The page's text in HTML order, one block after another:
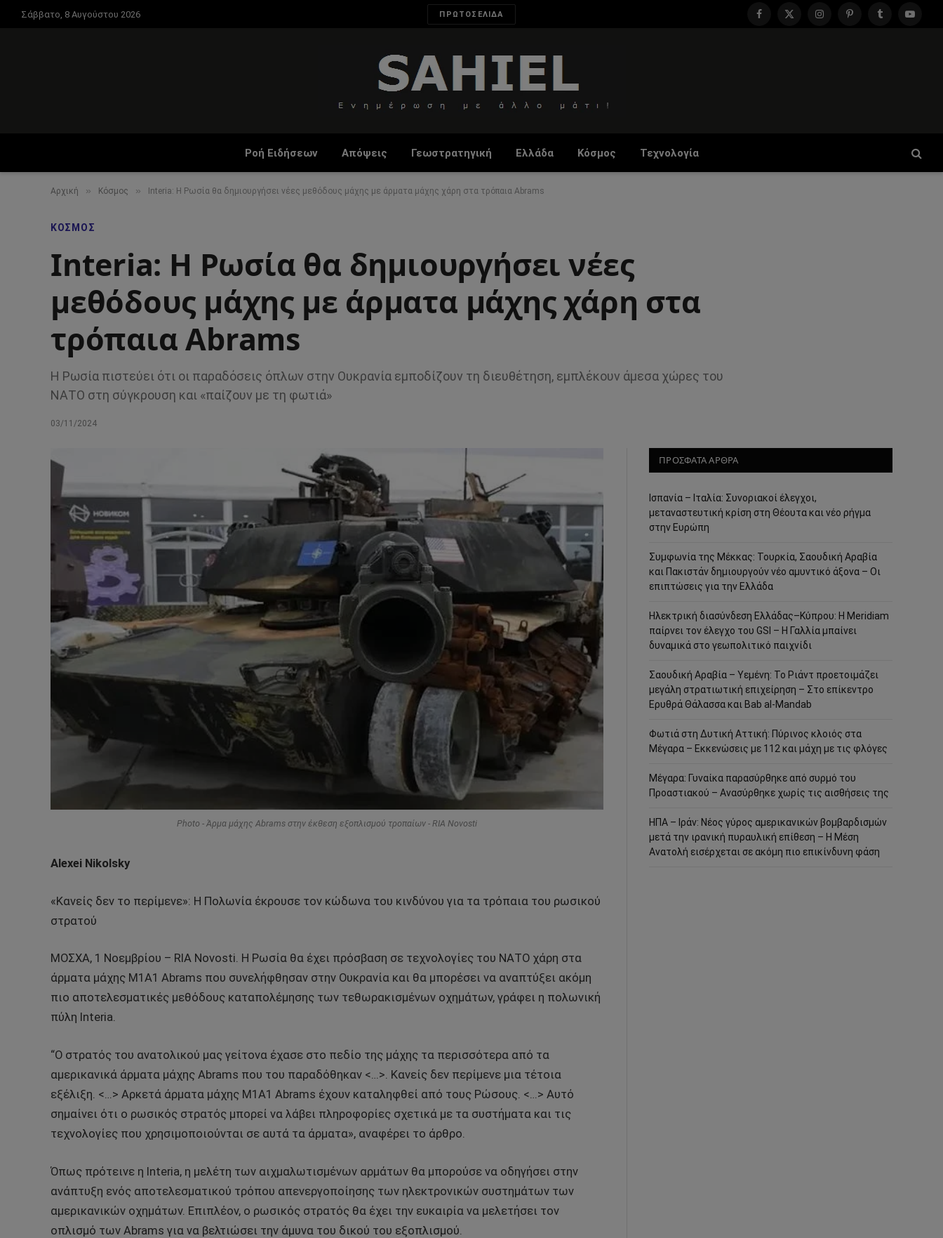
Σάββατο, 8 Αυγούστου 2026 ΠΡΩΤΟΣΕΛΙΔΑ
Facebook
X
InstagramPinterestTumblr
Ροή Ειδήσεων Απόψεις Γεωστρατηγική Ελλάδα Κόσμος Τεχνολογία
Αρχική » Κόσμος » Interia: Η Ρωσία θα δημιουργήσει νέες μεθόδους μάχης με άρματα μάχης χάρη στα τρόπαια Abrams
ΚΌΣΜΟΣ
Interia: Η Ρωσία θα δημιουργήσει νέες
μεθόδους μάχης με άρματα μάχης χάρη στα
τρόπαια Abrams
Η Ρωσία πιστεύει ότι οι παραδόσεις όπλων στην Ουκρανία εμποδίζουν τη διευθέτηση, εμπλέκουν άμεσα χώρες του
ΝΑΤΟ στη σύγκρουση και «παίζουν με τη φωτιά»
03/11/2024
Photo - Άρμα μάχης Abrams στην έκθεση εξοπλισμού τροπαίων - RIA Novosti
Alexei Nikolsky
«Κανείς δεν το περίμενε»: Η Πολωνία έκρουσε τον κώδωνα του κινδύνου για τα τρόπαια του ρωσικού
στρατού
ΜΟΣΧΑ, 1 Νοεμβρίου – RIA Novosti. Η Ρωσία θα έχει πρόσβαση σε τεχνολογίες του ΝΑΤΟ χάρη στα
άρματα μάχης M1A1 Abrams που συνελήφθησαν στην Ουκρανία και θα μπορέσει να αναπτύξει ακόμη
πιο αποτελεσματικές μεθόδους καταπολέμησης των τεθωρακισμένων οχημάτων, γράφει η πολωνική
πύλη Interia.
“Ο στρατός του ανατολικού μας γείτονα έχασε στο πεδίο της μάχης τα περισσότερα από τα
αμερικανικά άρματα μάχης Abrams που του παραδόθηκαν <…>. Κανείς δεν περίμενε μια τέτοια
εξέλιξη. <…> Αρκετά άρματα μάχης M1A1 Abrams έχουν καταληφθεί από τους Ρώσους. <…> Αυτό
σημαίνει ότι ο ρωσικός στρατός μπορεί να λάβει πληροφορίες σχετικά με τα συστήματα και τις
τεχνολογίες που χρησιμοποιούνται σε αυτά τα άρματα», αναφέρει το άρθρο.
Όπως πρότεινε η Interia, η μελέτη των αιχμαλωτισμένων αρμάτων θα μπορούσε να οδηγήσει στην
ανάπτυξη ενός αποτελεσματικού τρόπου απενεργοποίησης των ηλεκτρονικών συστημάτων των
αμερικανικών οχημάτων. Επιπλέον, ο ρωσικός στρατός θα έχει την ευκαιρία να μελετήσει τον
οπλισμό των Abrams για να βελτιώσει την άμυνα του δικού του εξοπλισμού.
ΠΡΟΣΦΑΤΑ ΑΡΘΡΑ
Ισπανία – Ιταλία: Συνοριακοί έλεγχοι,
μεταναστευτική κρίση στη Θέουτα και νέο ρήγμα
στην Ευρώπη
Συμφωνία της Μέκκας: Τουρκία, Σαουδική Αραβία
και Πακιστάν δημιουργούν νέο αμυντικό άξονα – Οι
επιπτώσεις για την Ελλάδα
Ηλεκτρική διασύνδεση Ελλάδας–Κύπρου: Η Meridiam
παίρνει τον έλεγχο του GSI – Η Γαλλία μπαίνει
δυναμικά στο γεωπολιτικό παιχνίδι
Σαουδική Αραβία – Υεμένη: Το Ριάντ προετοιμάζει
μεγάλη στρατιωτική επιχείρηση – Στο επίκεντρο
Ερυθρά Θάλασσα και Bab al-Mandab
Φωτιά στη Δυτική Αττική: Πύρινος κλοιός στα
Μέγαρα – Εκκενώσεις με 112 και μάχη με τις φλόγες
Μέγαρα: Γυναίκα παρασύρθηκε από συρμό του
Προαστιακού – Ανασύρθηκε χωρίς τις αισθήσεις της
ΗΠΑ – Ιράν: Νέος γύρος αμερικανικών βομβαρδισμών
μετά την ιρανική πυραυλική επίθεση – Η Μέση
Ανατολή εισέρχεται σε ακόμη πιο επικίνδυνη φάση